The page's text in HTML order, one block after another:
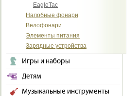
EagleTac
Налобные фонари
Велофонари
Элементы питания
Зарядные устройства
Игры и наборы
Детям
Музыкальные инструменты